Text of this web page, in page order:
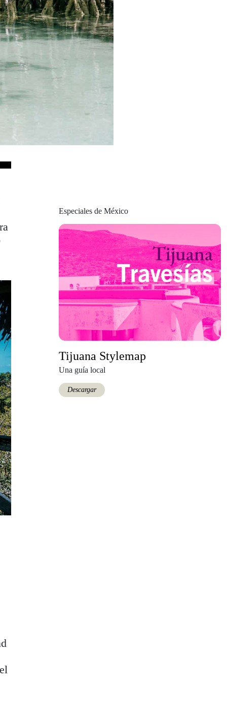
Especiales de México
Tijuana Stylemap
Una guía local
Descargar